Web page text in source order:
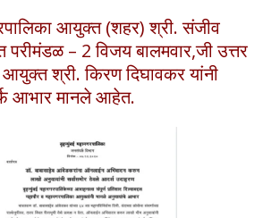
आयुक्त (शहर) श्री. संजीव
– 2 विजय बालमवार,जी उत्तर
श्री. किरण दिघावकर यांनी
आभार मानले आहेत.